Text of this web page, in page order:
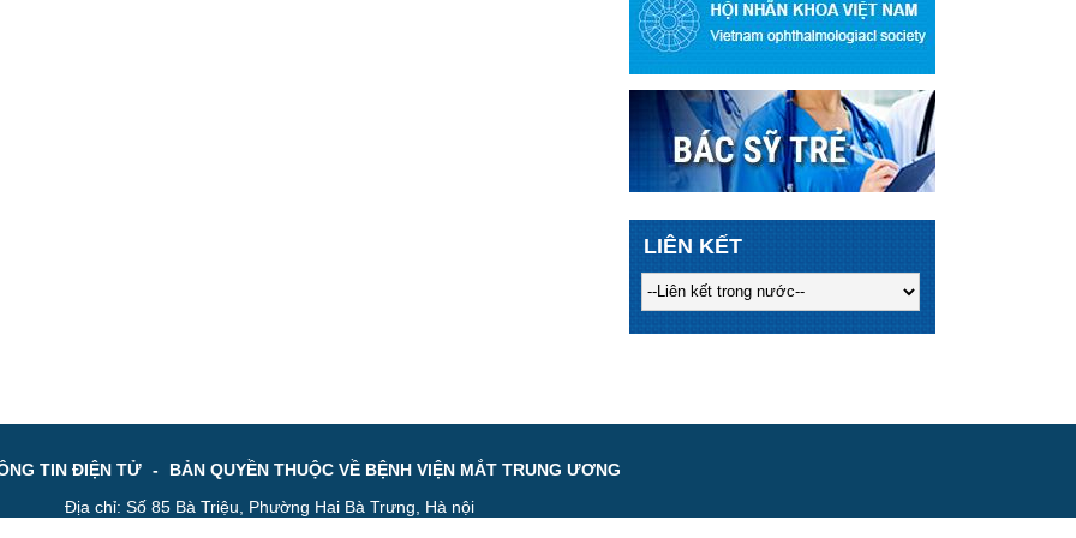
LIÊN KẾT
TIN ĐIỆN TỬ -
BẢN QUYỀN THUỘC VỀ BỆNH VIỆN MẮT TRUNG ƯƠNG
Địa chỉ: Số 85 Bà Triệu, Phường Hai Bà Trưng, Hà nội